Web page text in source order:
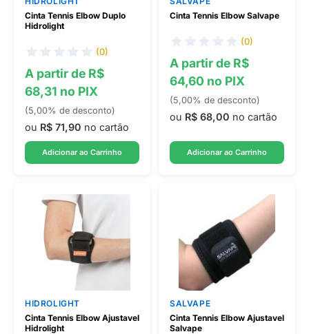
Cinta Tennis Elbow Duplo
Hidrolight
(0)
A partir de R$
68,31 no PIX
(5,00% de desconto)
ou R$ 71,90 no cartão
Adicionar ao Carrinho
Cinta Tennis Elbow Salvape
(0)
A partir de R$
64,60 no PIX
(5,00% de desconto)
ou R$ 68,00 no cartão
Adicionar ao Carrinho
HIDROLIGHT
Cinta Tennis Elbow Ajustavel
Hidrolight
SALVAPE
Cinta Tennis Elbow Ajustavel
Salvape